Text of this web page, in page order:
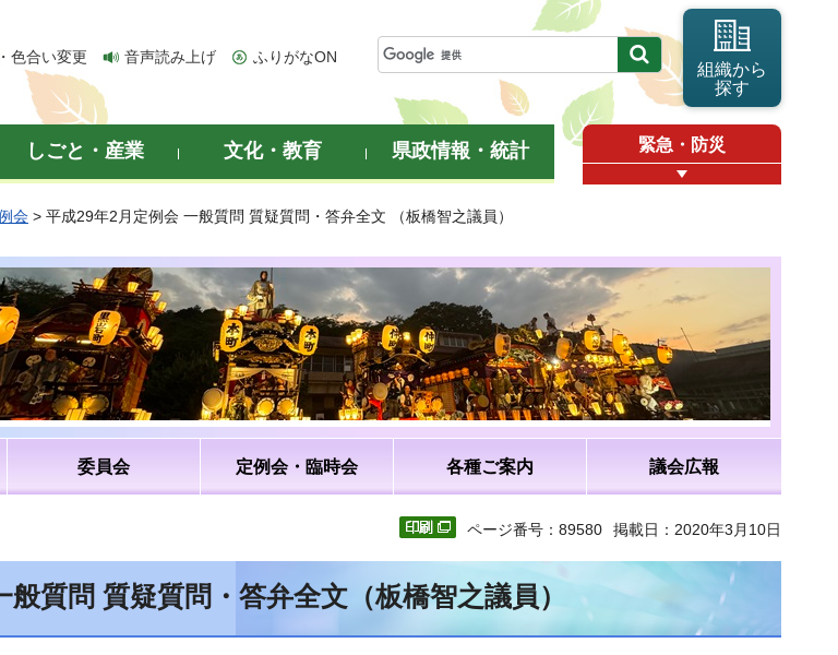
色合い変更 音声読み上げ ふりがなON
組織から
探す
しごと・産業 文化・教育 県政情報・統計 緊急・防災
会 > 平成29年2月定例会 一般質問 質疑質問・答弁全文 （板橋智之議員）
委員会 定例会・臨時会 各種ご案内 議会広報
ページ番号：89580 掲載日：2020年3月10日
質問 質疑質問・答弁全文（板橋智之議員）